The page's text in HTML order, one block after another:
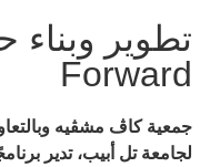
Forward
جمعية كاڤ مشڤيه
لجامعة تل أبيب، تدير